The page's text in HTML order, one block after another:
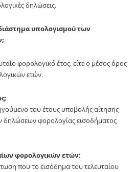
δηλώσεις.
υπολογισμού των
φορολογικό έτος, είτε ο μέσος όρος
ετών.
του έτους υποβολής αίτησης
δηλώσεων φορολογίας εισοδήματος
φορολογικών ετών:
που το εισόδημα του τελευταίου